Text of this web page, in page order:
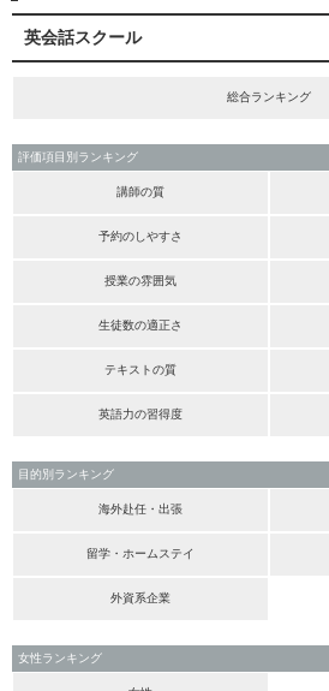
英会話スクール
総合ランキング
評価項目別ランキング
講師の質
予約のしやすさ
授業の雰囲気
生徒数の適正さ
テキストの質
英語力の習得度
目的別ランキング
海外赴任・出張
留学・ホームステイ
外資系企業
女性ランキング